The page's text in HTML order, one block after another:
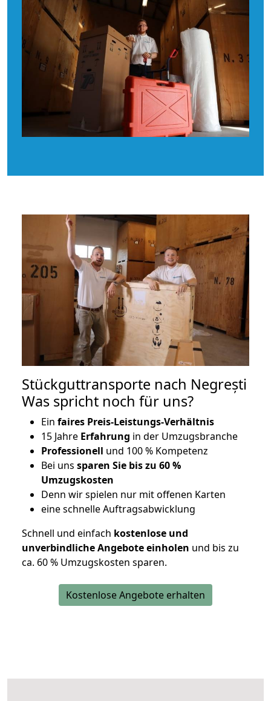
Stückguttransporte nach Negrești
Was spricht noch für uns?
Ein faires Preis-Leistungs-Verhältnis
15 Jahre Erfahrung in der Umzugsbranche
Professionell und 100 % Kompetenz
Bei uns sparen Sie bis zu 60 %
Umzugskosten
Denn wir spielen nur mit offenen Karten
eine schnelle Auftragsabwicklung
Schnell und einfach kostenlose und
unverbindliche Angebote einholen und bis zu
ca. 60 % Umzugskosten sparen.
Kostenlose Angebote erhalten